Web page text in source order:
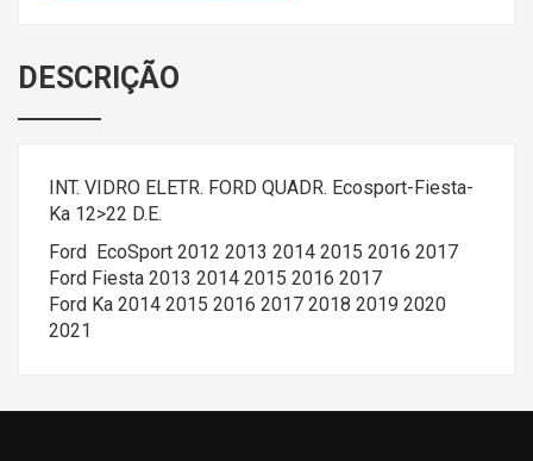
DESCRIÇÃO
INT. VIDRO ELETR. FORD QUADR. Ecosport-Fiesta-
Ka 12>22 D.E.
Ford EcoSport 2012 2013 2014 2015 2016 2017
Ford Fiesta 2013 2014 2015 2016 2017
Ford Ka 2014 2015 2016 2017 2018 2019 2020
2021